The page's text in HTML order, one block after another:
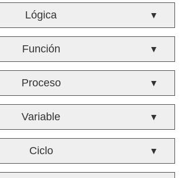
Lógica ▼
Función ▼
Proceso ▼
Variable ▼
Ciclo ▼